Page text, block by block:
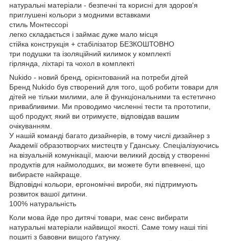
натуральні матеріали - безпечні та корисні для здоров'я
приглушені кольори з модними вставками
стиль Монтессорі
легко складається і займає дуже мало місця
стійка конструкція + стабілізатор БЕЗКОШТОВНО
три подушки та ізоляційний килимок у комплекті
гірлянда, ліхтарі та чохол в комплекті
Nukido - новий бренд, орієнтований на потреби дітей
Бренд Nukido був створений для того, щоб робити товари для
дітей не тільки милими, але й функціональними та естетично
привабливими. Ми проводимо численні тести та прототипи,
щоб продукт, який ви отримуєте, відповідав вашим
очікуванням.
У нашій команді багато дизайнерів, в тому числі дизайнер з
Академії образотворчих мистецтв у Гданську. Спеціалізуючись
на візуальній комунікації, маючи великий досвід у створенні
продуктів для наймолодших, ви можете бути впевнені, що
вибираєте найкраще.
Відповідні кольори, ергономічні вироби, які підтримують
розвиток вашої дитини.
100% натуральність
Коли мова йде про дитячі товари, має сенс вибирати
натуральні матеріали найвищої якості. Саме тому наші тіпі
пошиті з бавовни вищого ґатунку.